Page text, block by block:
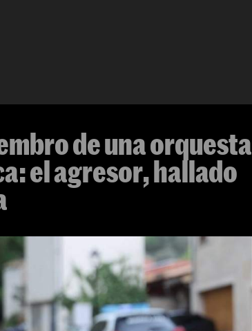
de una orquesta
el agresor, hallado